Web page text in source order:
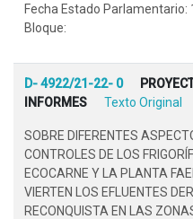
Fecha Estado
Bloque:
D- 4922/21-22- 0
INFORMES
Texto Original
SOBRE DIFERENTES
CONTROLES DE LOS
ECOCARNE Y LA PLANTA
VIERTEN LOS EFLUENTES
RECONQUISTA EN LAS